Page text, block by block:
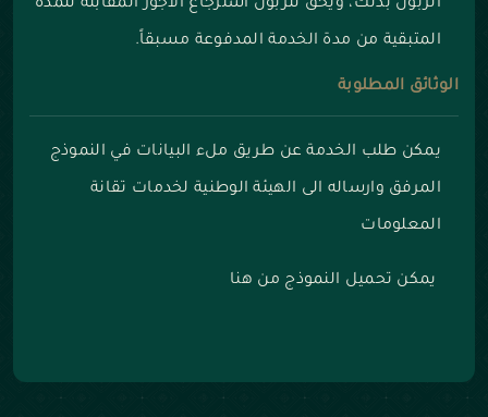
الزبون بذلك، ويحقّ للزبون استرجاع الأجور المقابلة للمدّة
المتبقية من مدة الخدمة المدفوعة مسبقاً.
الوثائق المطلوبة
يمكن طلب الخدمة عن طريق ملء البيانات في النموذج
المرفق وارساله الى الهيئة الوطنية لخدمات تقانة
المعلومات
يمكن تحميل النموذج من هنا